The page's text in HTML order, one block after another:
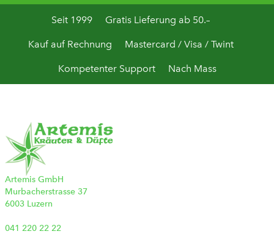
Seit 1999 Gratis Lieferung ab 50.–
Kauf auf Rechnung Mastercard / Visa / Twint
Kompetenter Support Nach Mass
Artemis GmbH
Murbacherstrasse 37
6003 Luzern
041 220 22 22